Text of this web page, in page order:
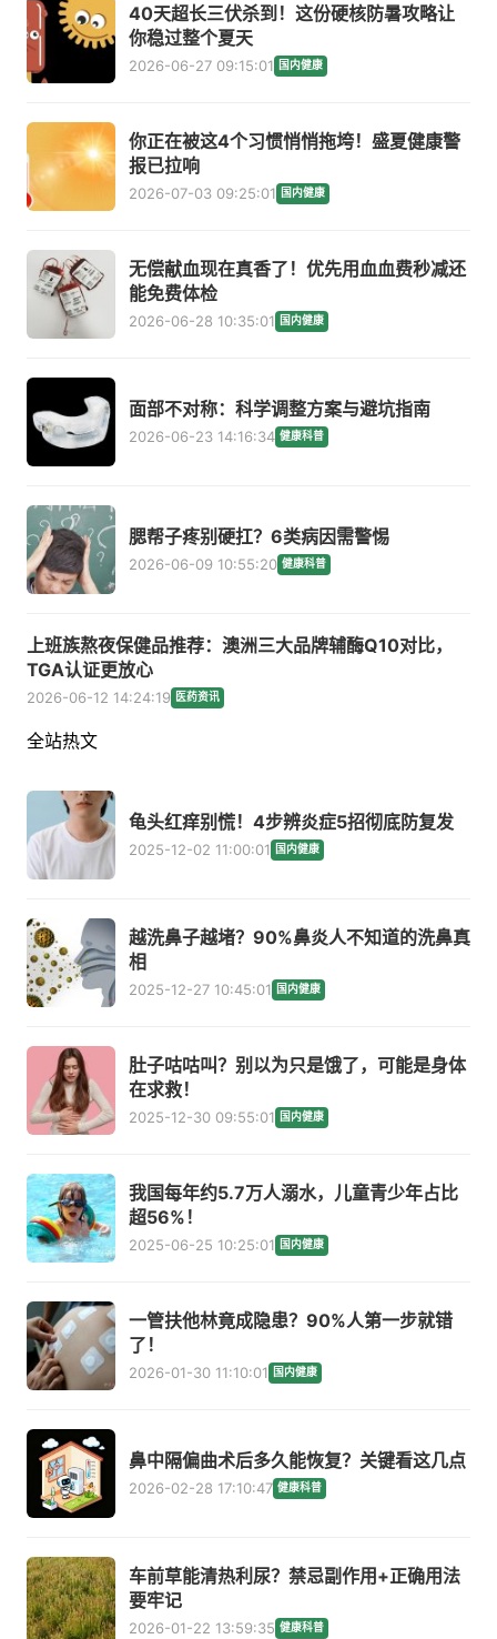
40天超长三伏杀到！这份硬核防暑攻略让
你稳过整个夏天
2026-06-27 09:15:01 国内健康
你正在被这4个习惯悄悄拖垮！盛夏健康警
报已拉响
2026-07-03 09:25:01 国内健康
无偿献血现在真香了！优先用血血费秒减还
能免费体检
2026-06-28 10:35:01 国内健康
面部不对称：科学调整方案与避坑指南
2026-06-23 14:16:34 健康科普
腮帮子疼别硬扛？6类病因需警惕
2026-06-09 10:55:20 健康科普
上班族熬夜保健品推荐：澳洲三大品牌辅酶Q10对比，
TGA认证更放心
2026-06-12 14:24:19 医药资讯
全站热文
龟头红痒别慌！4步辨炎症5招彻底防复发
2025-12-02 11:00:01 国内健康
越洗鼻子越堵？90%鼻炎人不知道的洗鼻真
相
2025-12-27 10:45:01 国内健康
肚子咕咕叫？别以为只是饿了，可能是身体
在求救！
2025-12-30 09:55:01 国内健康
我国每年约5.7万人溺水，儿童青少年占比
超56%！
2025-06-25 10:25:01 国内健康
一管扶他林竟成隐患？90%人第一步就错
了！
2026-01-30 11:10:01 国内健康
鼻中隔偏曲术后多久能恢复？关键看这几点
2026-02-28 17:10:47 健康科普
车前草能清热利尿？禁忌副作用+正确用法
要牢记
2026-01-22 13:59:35 健康科普